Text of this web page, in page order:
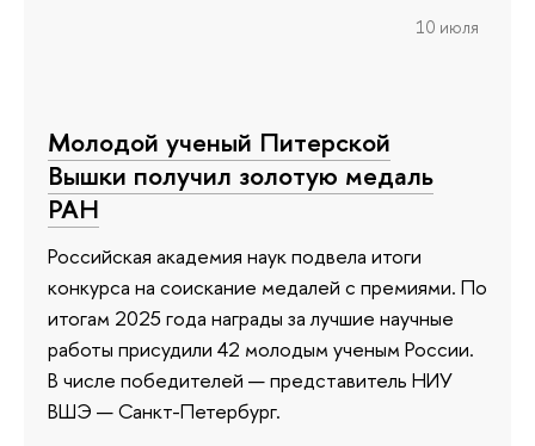
10 июля
Молодой ученый Питерской
Вышки получил золотую медаль
РАН
Российская академия наук подвела итоги
конкурса на соискание медалей с премиями. По
итогам 2025 года награды за лучшие научные
работы присудили 42 молодым ученым России.
В числе победителей — представитель НИУ
ВШЭ — Санкт-Петербург.